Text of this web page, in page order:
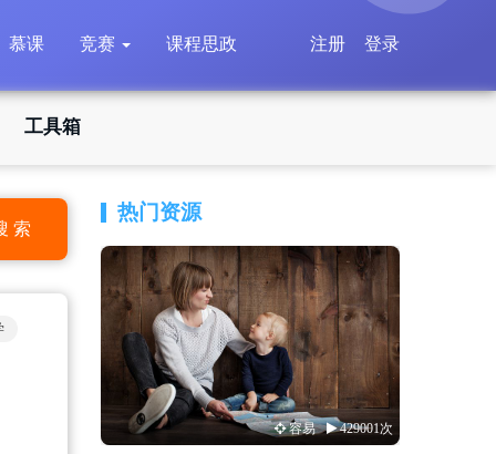
慕课 竞赛 课程思政 登录
注册
工具箱
索
热门资源
容易 429001次